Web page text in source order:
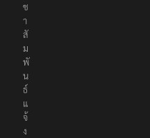
ช
า
สั
ม
พั
น
ธ์
แ
จ้
ง